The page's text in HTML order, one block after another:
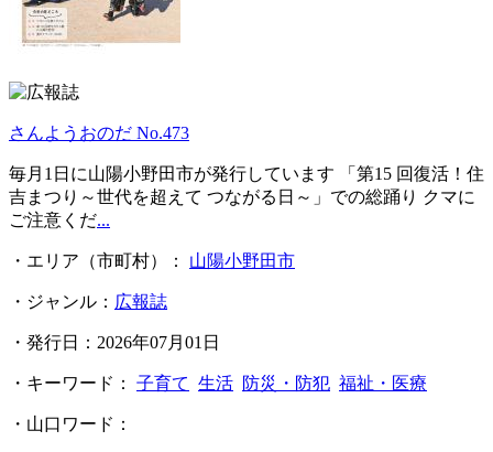
さんようおのだ No.473
毎月1日に山陽小野田市が発行しています 「第15 回復活！住
吉まつり～世代を超えて つながる日～」での総踊り クマに
ご注意くだ...
・エリア（市町村）： 山陽小野田市
・ジャンル： 広報誌
・発行日：2026年07月01日
・キーワード： 子育て 生活 防災・防犯 福祉・医療
・山口ワード：